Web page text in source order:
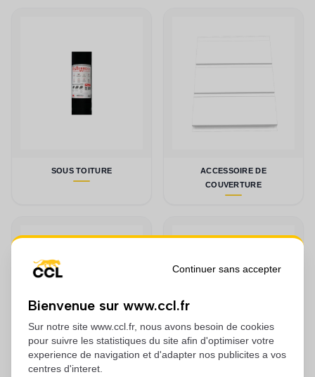
Continuer sans accepter
Bienvenue sur www.ccl.fr
Sur notre site www.ccl.fr, nous avons besoin de cookies
pour suivre les statistiques du site afin d'optimiser votre
experience de navigation et d'adapter nos publicites a vos
centres d'interet.
SOUS TOITURE
ACCESSOIRE DE
COUVERTURE